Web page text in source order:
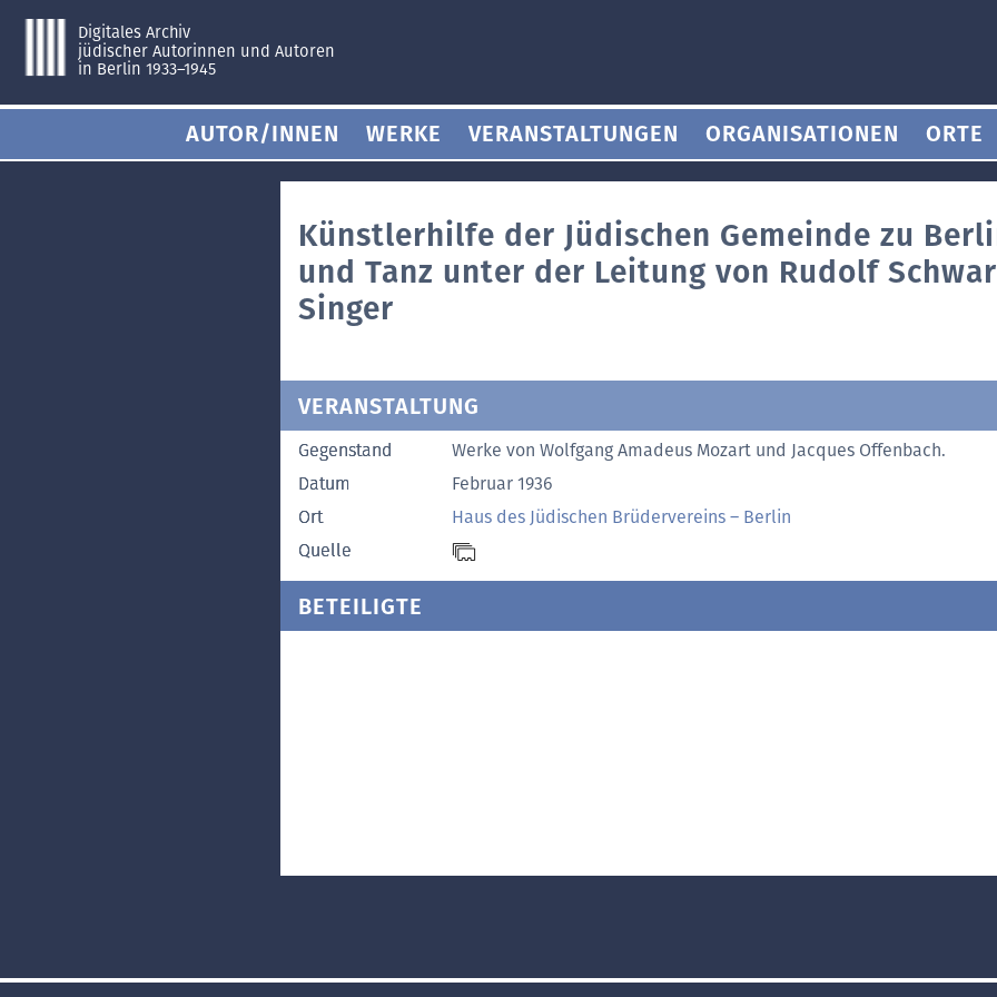
Digitales Archiv
jüdischer Autorinnen und Autoren
in Berlin 1933–1945
AUTOR/INNEN WERKE VERANSTALTUNGEN ORGANISATIONEN ORTE
Künstlerhilfe der Jüdischen Gemeinde zu
und Tanz unter der Leitung von Rudolf
Singer
VERANSTALTUNG
Gegenstand
Werke von Wolfgang Amadeus Mozart und Jacques Offenbach.
Datum
Februar 1936
Ort
Haus des Jüdischen Brüdervereins – Berlin
Quelle
BETEILIGTE